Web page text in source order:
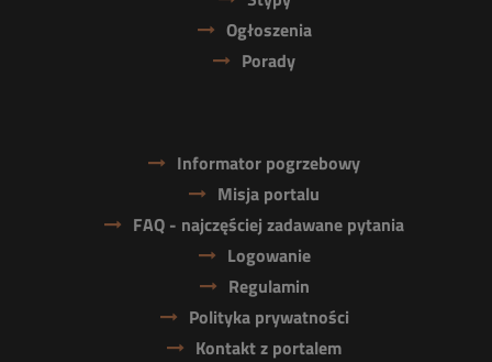
Ogłoszenia
Porady
Informator pogrzebowy
Misja portalu
FAQ - najczęściej zadawane pytania
Logowanie
Regulamin
Polityka prywatności
Kontakt z portalem